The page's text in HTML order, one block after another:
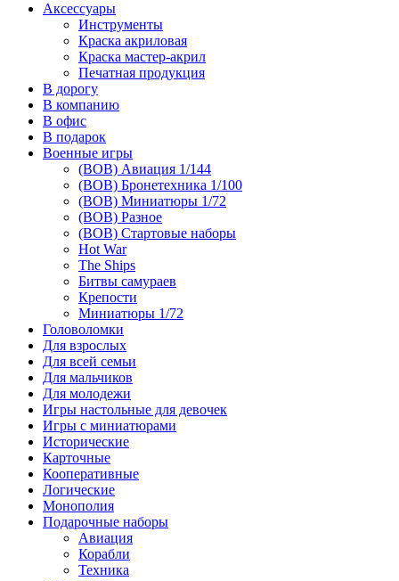
Аксессуары
Инструменты
Краска акриловая
Краска мастер-акрил
Печатная продукция
В дорогу
В компанию
В офис
В подарок
Военные игры
(ВОВ) Авиация 1/144
(ВОВ) Бронетехника 1/100
(ВОВ) Миниатюры 1/72
(ВОВ) Разное
(ВОВ) Стартовые наборы
Hot War
The Ships
Битвы самураев
Крепости
Миниатюры 1/72
Головоломки
Для взрослых
Для всей семьи
Для мальчиков
Для молодежи
Игры настольные для девочек
Игры с миниатюрами
Исторические
Карточные
Кооперативные
Логические
Монополия
Подарочные наборы
Авиация
Корабли
Техника